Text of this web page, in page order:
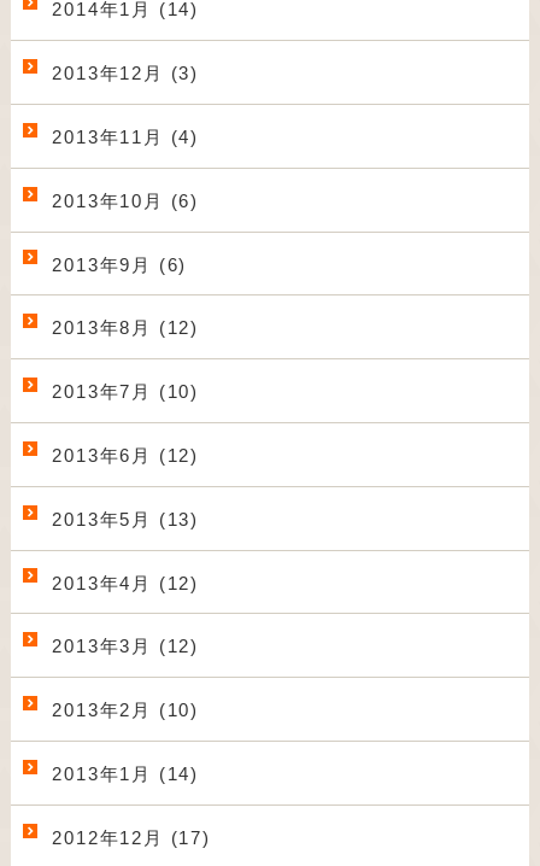
2014年1月 (14)
2013年12月 (3)
2013年11月 (4)
2013年10月 (6)
2013年9月 (6)
2013年8月 (12)
2013年7月 (10)
2013年6月 (12)
2013年5月 (13)
2013年4月 (12)
2013年3月 (12)
2013年2月 (10)
2013年1月 (14)
2012年12月 (17)